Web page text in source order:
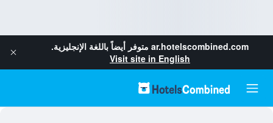
ar.hotelscombined.com متوفر أيضاً باللغة الإنجليزية.
Visit site in English